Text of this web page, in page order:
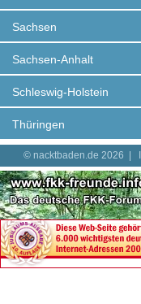
Sachsen
Sachsen-Anhalt
Schleswig-Holstein
Thüringen
© nacktbaden.de 2026 |